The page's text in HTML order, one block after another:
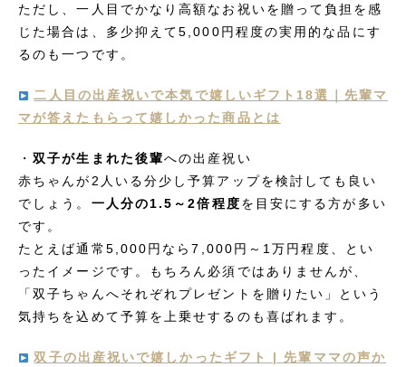
ただし、一人目でかなり高額なお祝いを贈って負担を感
じた場合は、多少抑えて5,000円程度の実用的な品にす
るのも一つです。
二人目の出産祝いで本気で嬉しいギフト18選｜先輩マ
マが答えたもらって嬉しかった商品とは
・双子が生まれた後輩への出産祝い
赤ちゃんが2人いる分少し予算アップを検討しても良い
でしょう。 一人分の1.5～2倍程度を目安にする方が多い
です。
たとえば通常5,000円なら7,000円～1万円程度、とい
ったイメージです。もちろん必須ではありませんが、
「双子ちゃんへそれぞれプレゼントを贈りたい」という
気持ちを込めて予算を上乗せするのも喜ばれます。
双子の出産祝いで嬉しかったギフト | 先輩ママの声か